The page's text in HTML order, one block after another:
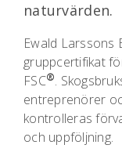
naturvärden.
Ewald Larssons
gruppcertifikat
FSC®.
entreprenörer
kontrolleras
och uppföljning.